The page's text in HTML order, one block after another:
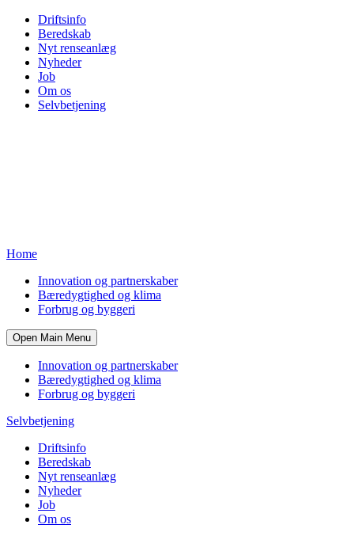
Driftsinfo
Beredskab
Nyt renseanlæg
Nyheder
Job
Om os
Selvbetjening
Home
Innovation og partnerskaber
Bæredygtighed og klima
Forbrug og byggeri
Open Main Menu
Innovation og partnerskaber
Bæredygtighed og klima
Forbrug og byggeri
Selvbetjening
Driftsinfo
Beredskab
Nyt renseanlæg
Nyheder
Job
Om os